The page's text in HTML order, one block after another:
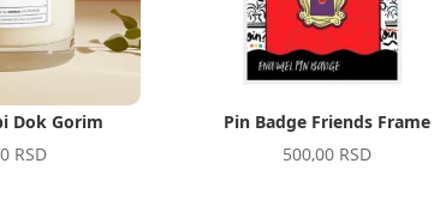
Dok Gorim
RSD
Pin Badge Friends Frame
500,00 RSD